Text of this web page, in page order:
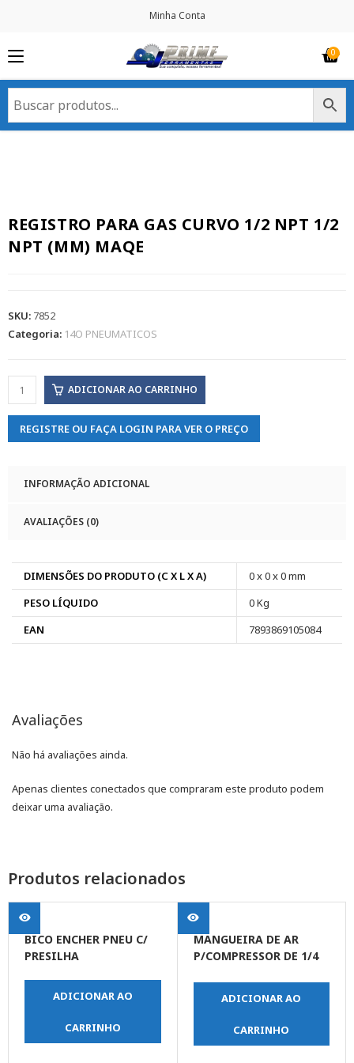
Minha Conta
REGISTRO PARA GAS CURVO 1/2 NPT 1/2
NPT (MM) MAQE
SKU: 7852
Categoria: 14O PNEUMATICOS
ADICIONAR AO CARRINHO
REGISTRE OU FAÇA LOGIN PARA VER O PREÇO
INFORMAÇÃO ADICIONAL
AVALIAÇÕES (0)
DIMENSÕES DO PRODUTO (C X L X A)
0 x 0 x 0 mm
PESO LÍQUIDO
0 Kg
EAN
7893869105084
Avaliações
Não há avaliações ainda.
Apenas clientes conectados que compraram este produto podem
deixar uma avaliação.
Produtos relacionados
BICO ENCHER PNEU C/
PRESILHA
ADICIONAR AO
CARRINHO
MANGUEIRA DE AR
P/COMPRESSOR DE 1/4
ADICIONAR AO
CARRINHO